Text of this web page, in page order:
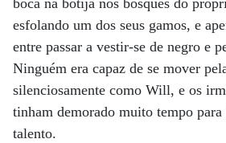
boca na botija nos bosques do
esfolando um dos seus gamos, e
entre passar a vestir-se de negro e
Ninguém era capaz de se mover
silenciosamente como Will, e os
tinham demorado muito tempo para
talento.